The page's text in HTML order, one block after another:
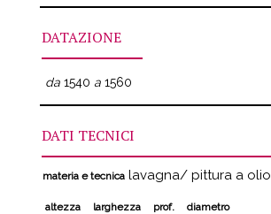
DATAZIONE
da1540 a1560
DATI TECNICI
materia e tecnicalavagna/ pittura a olio
altezza larghezza prof. diametro